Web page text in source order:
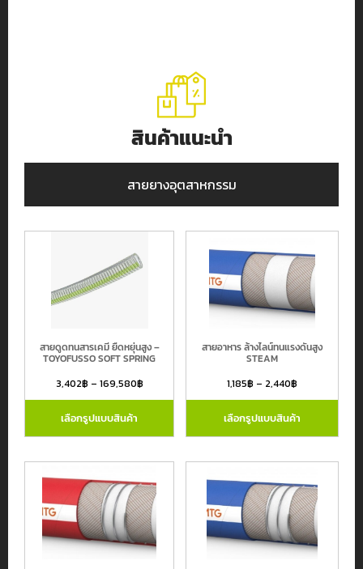
สินค้าแนะนำ
สายยางอุตสาหกรรม
สายดูดทนสารเคมี ยืดหยุ่นสูง –
TOYOFUSSO SOFT SPRING
3,402฿ – 169,580฿
เลือกรูปแบบสินค้า
สายอาหาร ล้างไลน์ทนแรงดันสูง
STEAM
1,185฿ – 2,440฿
เลือกรูปแบบสินค้า